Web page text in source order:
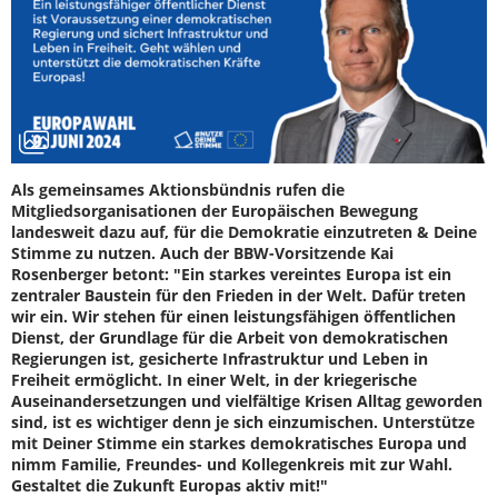
Als gemeinsames Aktionsbündnis rufen die
Mitgliedsorganisationen der Europäischen Bewegung
landesweit dazu auf, für die Demokratie einzutreten & Deine
Stimme zu nutzen. Auch der BBW-Vorsitzende Kai
Rosenberger betont: "Ein starkes vereintes Europa ist ein
zentraler Baustein für den Frieden in der Welt. Dafür treten
wir ein. Wir stehen für einen leistungsfähigen öffentlichen
Dienst, der Grundlage für die Arbeit von demokratischen
Regierungen ist, gesicherte Infrastruktur und Leben in
Freiheit ermöglicht. In einer Welt, in der kriegerische
Auseinandersetzungen und vielfältige Krisen Alltag geworden
sind, ist es wichtiger denn je sich einzumischen. Unterstütze
mit Deiner Stimme ein starkes demokratisches Europa und
nimm Familie, Freundes- und Kollegenkreis mit zur Wahl.
Gestaltet die Zukunft Europas aktiv mit!"